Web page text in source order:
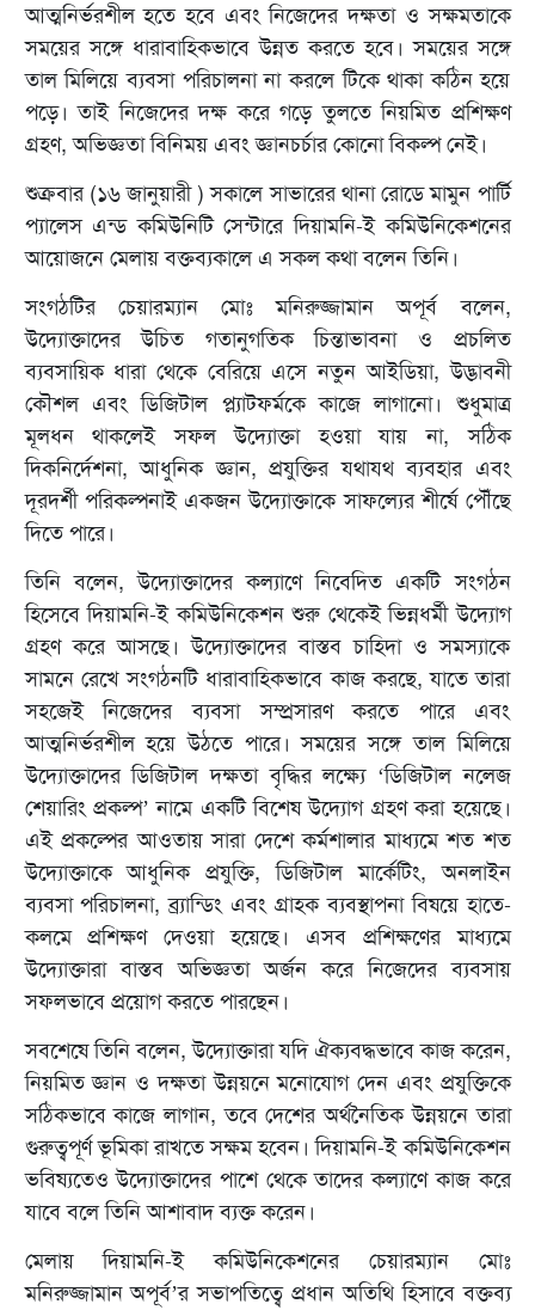
আত্মনির্ভরশীল হতে হবে এবং নিজেদের দক্ষতা ও সক্ষমতাকে
সময়ের সঙ্গে ধারাবাহিকভাবে উন্নত করতে হবে। সময়ের সঙ্গে
তাল মিলিয়ে ব্যবসা পরিচালনা না করলে টিকে থাকা কঠিন হয়ে
পড়ে। তাই নিজেদের দক্ষ করে গড়ে তুলতে নিয়মিত প্রশিক্ষণ
গ্রহণ, অভিজ্ঞতা বিনিময় এবং জ্ঞানচর্চার কোনো বিকল্প নেই।
শুক্রবার (১৬ জানুয়ারী ) সকালে সাভারের থানা রোডে মামুন পার্টি
প্যালেস এন্ড কমিউনিটি সেন্টারে দিয়ামনি-ই কমিউনিকেশনের
আয়োজনে মেলায় বক্তব্যকালে এ সকল কথা বলেন তিনি।
সংগঠটির চেয়ারম্যান মোঃ মনিরুজ্জামান অপূর্ব বলেন,
উদ্যোক্তাদের উচিত গতানুগতিক চিন্তাভাবনা ও প্রচলিত
ব্যবসায়িক ধারা থেকে বেরিয়ে এসে নতুন আইডিয়া, উদ্ভাবনী
কৌশল এবং ডিজিটাল প্ল্যাটফর্মকে কাজে লাগানো। শুধুমাত্র
মূলধন থাকলেই সফল উদ্যোক্তা হওয়া যায় না, সঠিক
দিকনির্দেশনা, আধুনিক জ্ঞান, প্রযুক্তির যথাযথ ব্যবহার এবং
দূরদর্শী পরিকল্পনাই একজন উদ্যোক্তাকে সাফল্যের শীর্ষে পৌঁছে
দিতে পারে।
তিনি বলেন, উদ্যোক্তাদের কল্যাণে নিবেদিত একটি সংগঠন
হিসেবে দিয়ামনি-ই কমিউনিকেশন শুরু থেকেই ভিন্নধর্মী উদ্যোগ
গ্রহণ করে আসছে। উদ্যোক্তাদের বাস্তব চাহিদা ও সমস্যাকে
সামনে রেখে সংগঠনটি ধারাবাহিকভাবে কাজ করছে, যাতে তারা
সহজেই নিজেদের ব্যবসা সম্প্রসারণ করতে পারে এবং
আত্মনির্ভরশীল হয়ে উঠতে পারে। সময়ের সঙ্গে তাল মিলিয়ে
উদ্যোক্তাদের ডিজিটাল দক্ষতা বৃদ্ধির লক্ষ্যে ‘ডিজিটাল নলেজ
শেয়ারিং প্রকল্প’ নামে একটি বিশেষ উদ্যোগ গ্রহণ করা হয়েছে।
এই প্রকল্পের আওতায় সারা দেশে কর্মশালার মাধ্যমে শত শত
উদ্যোক্তাকে আধুনিক প্রযুক্তি, ডিজিটাল মার্কেটিং, অনলাইন
ব্যবসা পরিচালনা, ব্র্যান্ডিং এবং গ্রাহক ব্যবস্থাপনা বিষয়ে হাতে-
কলমে প্রশিক্ষণ দেওয়া হয়েছে। এসব প্রশিক্ষণের মাধ্যমে
উদ্যোক্তারা বাস্তব অভিজ্ঞতা অর্জন করে নিজেদের ব্যবসায়
সফলভাবে প্রয়োগ করতে পারছেন।
সবশেষে তিনি বলেন, উদ্যোক্তারা যদি ঐক্যবদ্ধভাবে কাজ করেন,
নিয়মিত জ্ঞান ও দক্ষতা উন্নয়নে মনোযোগ দেন এবং প্রযুক্তিকে
সঠিকভাবে কাজে লাগান, তবে দেশের অর্থনৈতিক উন্নয়নে তারা
গুরুত্বপূর্ণ ভূমিকা রাখতে সক্ষম হবেন। দিয়ামনি-ই কমিউনিকেশন
ভবিষ্যতেও উদ্যোক্তাদের পাশে থেকে তাদের কল্যাণে কাজ করে
যাবে বলে তিনি আশাবাদ ব্যক্ত করেন।
মেলায় দিয়ামনি-ই কমিউনিকেশনের চেয়ারম্যান মোঃ
মনিরুজ্জামান অপূর্ব’র সভাপতিত্বে প্রধান অতিথি হিসাবে বক্তব্য